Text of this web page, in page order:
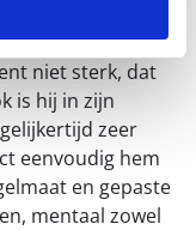
van hem
Conditioneel
niet sterk, dat
is hij in zijn
zeer
eenvoudig hem
en gepaste
mentaal zowel